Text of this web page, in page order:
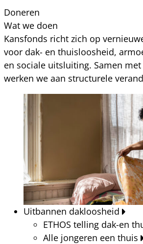
Doneren
Wat we doen
Kansfonds richt zich op
voor dak- en thuisloosheid,
en sociale uitsluiting. Samen
werken we aan structurele
Uitbannen dakloosheid
ETHOS telling dak-en
Alle jongeren een thuis